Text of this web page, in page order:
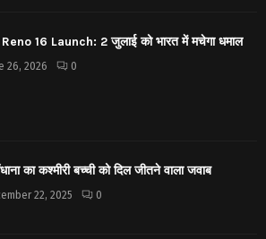
16 Launch: 2 जुलाई को भारत में मचेगा धमाल
26, 2026 0
का कश्मीरी बच्ची को दिल जीतने वाला जवाब
22, 2025 0